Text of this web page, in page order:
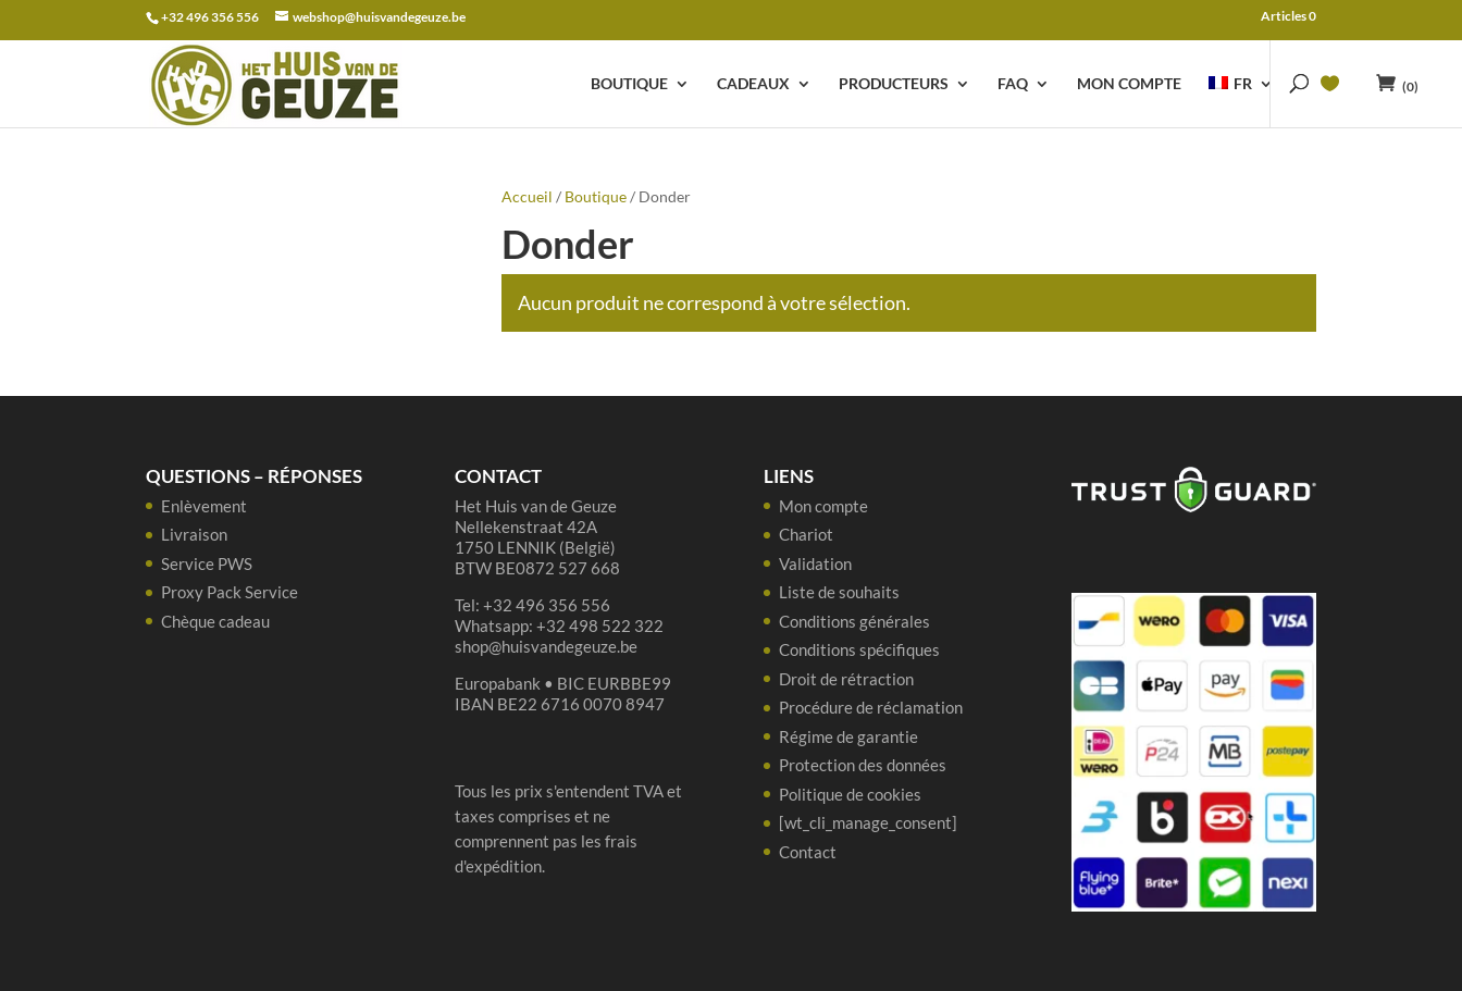
+32 496 356 556 webshop@huisvandegeuze.be Articles 0
BOUTIQUE CADEAUX PRODUCTEURS FAQ MON COMPTE FR (0)
Recherche
pour :
Accueil / Boutique/ Donder
Donder
Aucun produit ne correspond à votre sélection.
QUESTIONS – RÉPONSES
Enlèvement
Livraison
Service PWS
Proxy Pack Service
Chèque cadeau
CONTACT
Het Huis van de Geuze
Nellekenstraat 42A
1750 LENNIK (België)
BTW BE0872 527 668
Tel: +32 496 356 556
Whatsapp: +32 498 522 322
shop@huisvandegeuze.be
Europabank • BIC EURBBE99
IBAN BE22 6716 0070 8947
Tous les prix s'entendent TVA et
taxes comprises et ne
comprennent pas les frais
d'expédition.
LIENS
Mon compte
Chariot
Validation
Liste de souhaits
Conditions générales
Conditions spécifiques
Droit de rétraction
Procédure de réclamation
Régime de garantie
Protection des données
Politique de cookies
[wt_cli_manage_consent]
Contact